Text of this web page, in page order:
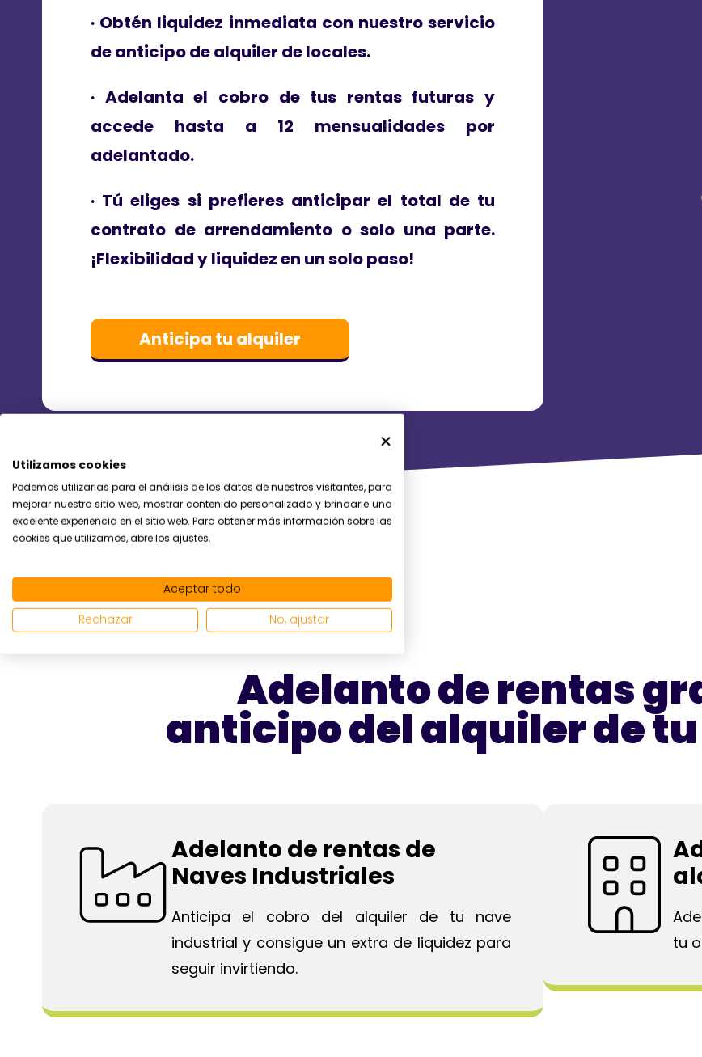
· Obtén liquidez inmediata con nuestro servicio
de anticipo de alquiler de locales.
· Adelanta el cobro de tus rentas futuras y
accede hasta a 12 mensualidades por
adelantado.
· Tú eliges si prefieres anticipar el total de tu
contrato de arrendamiento o solo una parte.
¡Flexibilidad y liquidez en un solo paso!
Anticipa tu alquiler
Adelanto de rentas
anticipo del alquiler de
Adelanto de rentas de
Naves Industriales
Anticipa el cobro del alquiler de tu nave
industrial y consigue un extra de liquidez para
seguir invirtiendo.
tu
Utilizamos cookies
Podemos utilizarlas para el análisis de los datos de nuestros visitantes, para
mejorar nuestro sitio web, mostrar contenido personalizado y brindarle una
excelente experiencia en el sitio web. Para obtener más información sobre las
cookies que utilizamos, abre los ajustes.
Aceptar todo
Rechazar
No, ajustar